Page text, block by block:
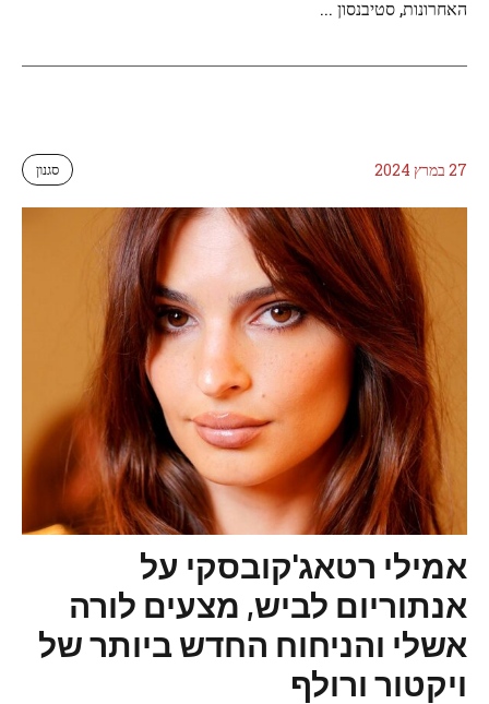
האחרונות, סטיבנסון ...
27 במרץ 2024 סגנון
אמילי רטאג'קובסקי על
אנתוריום לביש, מצעים לורה
אשלי והניחוח החדש ביותר של
ויקטור ורולף